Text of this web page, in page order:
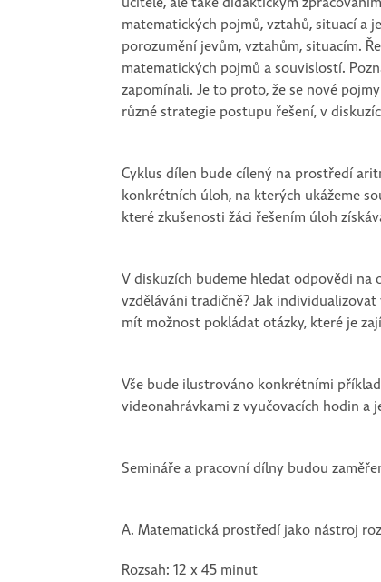
matematických pojmů, vztahů, situací a
porozumění jevům, vztahům, situacím.
matematických pojmů a souvislostí.
zapomínali. Je to proto, že se nové
různé strategie postupu řešení, v
Cyklus dílen bude cílený na prostředí
konkrétních úloh, na kterých ukážeme
které zkušenosti žáci řešením úloh
V diskuzích budeme hledat odpovědi na
vzděláváni tradičně? Jak
mít možnost pokládat otázky, které je
Vše bude ilustrováno konkrétními
videonahrávkami z vyučovacích hodin a
Semináře a pracovní dílny budou
A. Matematická prostředí jako nástroj
Rozsah: 12 x 45 minut